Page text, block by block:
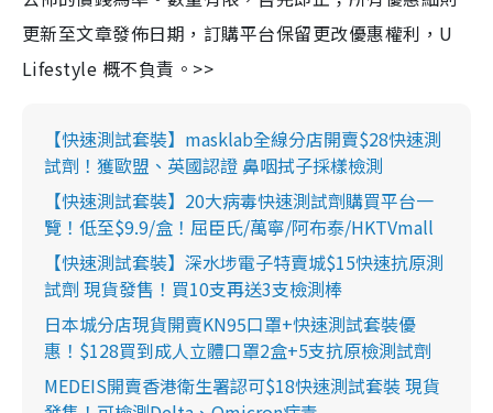
更新至文章發佈日期，訂購平台保留更改優惠權利，U
Lifestyle 概不負責。>>
【快速測試套裝】masklab全線分店開賣$28快速測
試劑！獲歐盟、英國認證 鼻咽拭子採樣檢測
【快速測試套裝】20大病毒快速測試劑購買平台一
覽！低至$9.9/盒！屈臣氏/萬寧/阿布泰/HKTVmall
【快速測試套裝】深水埗電子特賣城$15快速抗原測
試劑 現貨發售！買10支再送3支檢測棒
日本城分店現貨開賣KN95口罩+快速測試套裝優
惠！$128買到成人立體口罩2盒+5支抗原檢測試劑
MEDEIS開賣香港衛生署認可$18快速測試套裝 現貨